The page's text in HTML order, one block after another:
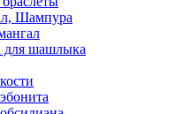
Шампура
шашлыка